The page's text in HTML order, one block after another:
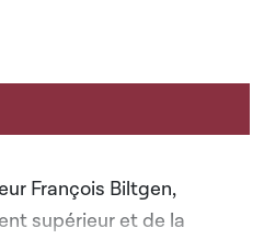
François Biltgen,
supérieur et de la